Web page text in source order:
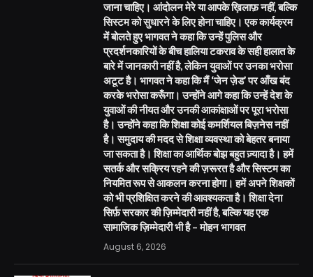
जाना चाहिए। आंदोलन मेरे या आपके ख़िलाफ़ नहीं, बल्कि
सिस्टम को सुधारने के लिए होना चाहिए। एक कार्यक्रम
में बोलते हुए भागवत ने कहा कि उन्हें पुलिस और
प्रदर्शनकारियों के बीच हालिया टकराव के सही हालात के
बारे में जानकारी नहीं है, लेकिन युवाओं पर उनका भरोसा
अटूट है। भागवत ने कहा कि मैं ‘जेन ज़ेड’ पर आँख बंद
करके भरोसा करूँगा। उन्होंने आगे कहा कि उन्हें देश के
युवाओं की नीयत और उनकी आकांक्षाओं पर पूरा भरोसा
है। उन्होंने कहा कि शिक्षा कोई कमर्शियल बिज़नेस नहीं
है। समुदाय की मदद से शिक्षा व्यवस्था को बेहतर बनाया
जा सकता है। शिक्षा का आर्थिक बोझ बहुत ज़्यादा है। हमें
सतर्क और सक्रिय रहने की ज़रूरत है और सिस्टम का
नियमित रूप से आकलन करना होगा। हमें अपने शिक्षकों
को भी प्रशिक्षित करने की आवश्यकता है। शिक्षा देना
सिर्फ़ सरकार की ज़िम्मेदारी नहीं है, बल्कि यह एक
सामाजिक ज़िम्मेदारी भी है – मोहन भागवत
August 6, 2026